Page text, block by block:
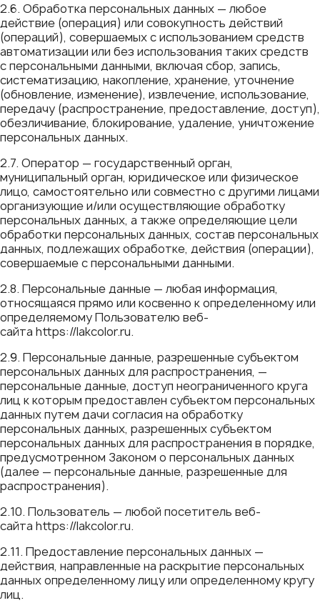
2.6. Обработка персональных данных — любое
действие (операция) или совокупность действий
(операций), совершаемых с использованием средств
автоматизации или без использования таких средств
с персональными данными, включая сбор, запись,
систематизацию, накопление, хранение, уточнение
(обновление, изменение), извлечение, использование,
передачу (распространение, предоставление, доступ),
обезличивание, блокирование, удаление, уничтожение
персональных данных.
2.7. Оператор — государственный орган,
муниципальный орган, юридическое или физическое
лицо, самостоятельно или совместно с другими лицами
организующие и/или осуществляющие обработку
персональных данных, а также определяющие цели
обработки персональных данных, состав персональных
данных, подлежащих обработке, действия (операции),
совершаемые с персональными данными.
2.8. Персональные данные — любая информация,
относящаяся прямо или косвенно к определенному или
определяемому Пользователю веб-
сайта https://lakcolor.ru.
2.9. Персональные данные, разрешенные субъектом
персональных данных для распространения, —
персональные данные, доступ неограниченного круга
лиц к которым предоставлен субъектом персональных
данных путем дачи согласия на обработку
персональных данных, разрешенных субъектом
персональных данных для распространения в порядке,
предусмотренном Законом о персональных данных
(далее — персональные данные, разрешенные для
распространения).
2.10. Пользователь — любой посетитель веб-
сайта https://lakcolor.ru.
2.11. Предоставление персональных данных —
действия, направленные на раскрытие персональных
данных определенному лицу или определенному кругу
лиц.